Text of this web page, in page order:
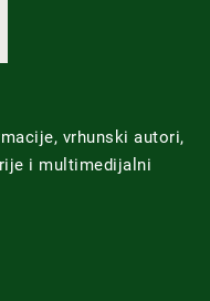
vrhunski autori,
i multimedijalni